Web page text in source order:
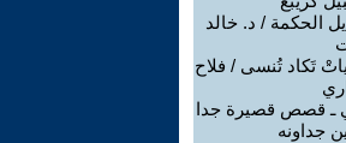
الحكمة / د. خالد
تَكاد تُنسى / فلاح
ـ قصص قصيرة جدا
جداونه